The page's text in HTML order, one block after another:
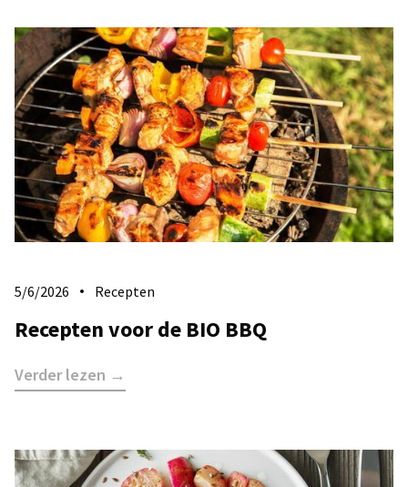
5/6/2026 Recepten
Recepten voor de BIO BBQ
Verder lezen →